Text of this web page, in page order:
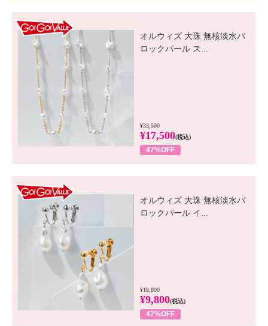
オルウィズ 大珠 無核淡水バ
ロックパール ス...
¥33,500
¥17,500(税込)
47%OFF
オルウィズ 大珠 無核淡水バ
ロックパール イ...
¥18,800
¥9,800(税込)
47%OFF